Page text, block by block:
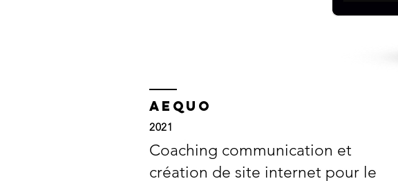
aequo
2021
Coaching communication et
création de site internet pour le